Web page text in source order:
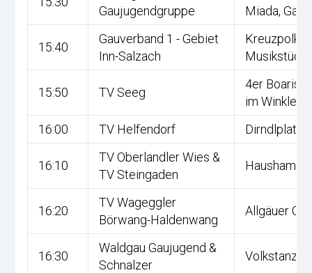
Gaujugendgruppe
Miada,
15:40
Gauverband 1 - Gebiet
Inn-Salzach
Kreuzpolka,
Musikstückl
15:50 TV Seeg
4er
im Winkler
16:00
TV Helfendorf
16:10
TV Oberlandler Wies &
TV Steingaden
16:20
TV Wageggler
Börwang-Haldenwang
Allgäuer
16:30
Waldgau Gaujugend &
Schnalzer
Volkstanz